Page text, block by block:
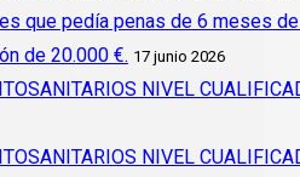
que pedía penas de 6 meses
de 20.000 €. 17 junio 2026
NIVEL
NIVEL